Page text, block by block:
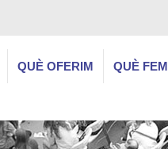
QUÈ OFERIM QUÈ FEM